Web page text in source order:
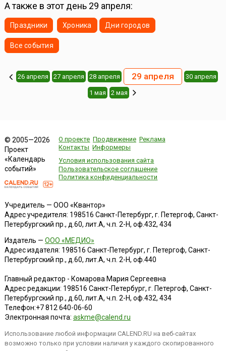
А также в этот день 29 апреля:
Праздники Хроника Дни городов
Все события
26 апреля 27 апреля 28 апреля 29 апреля 30 апреля
1 мая 2 мая
© 2005—2026
Проект
«Календарь
событий»
О проекте Продвижение Реклама
Контакты Информеры
Условия использования сайта
Пользовательское соглашение
Политика конфиденциальности
Учредитель — ООО «Квантор»
Адрес учредителя: 198516 Санкт-Петербург, г. Петергоф, Санкт-
Петербургский пр., д.60, лит.А, ч.п. 2-Н, оф.432, 434
Издатель — ООО «МЕДИО»
Адрес издателя: 198516 Санкт-Петербург, г. Петергоф, Санкт-
Петербургский пр., д.60, лит.А, ч.п. 2-Н, оф.440
Главный редактор - Комарова Мария Сергеевна
Адрес редакции: 198516 Санкт-Петербург, г. Петергоф, Санкт-
Петербургский пр., д.60, лит.А, ч.п. 2-Н, оф.432, 434
Телефон:+7 812 640-06-60
Электронная почта: askme@calend.ru
Использование любой информации CALEND.RU на веб-сайтах
возможно только при условии наличия у каждого скопированного